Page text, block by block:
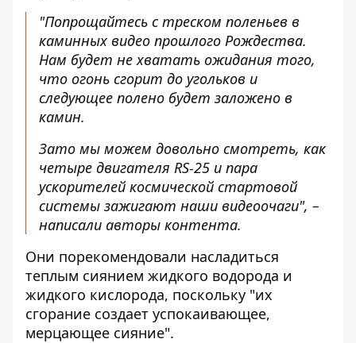
"Попрощайтесь с треском поленьев в
каминных видео прошлого Рождества.
Нам будет не хватать ожидания того,
что огонь сгорит до угольков и
следующее полено будет заложено в
камин.
Зато мы можем довольно смотреть, как
четыре двигателя RS-25 и пара
ускорителей космической стартовой
системы зажигают наши видеоочаги", –
написали авторы контента.
Они порекомендовали насладиться
теплым сиянием жидкого водорода и
жидкого кислорода, поскольку "их
сгорание создает успокаивающее,
мерцающее сияние".